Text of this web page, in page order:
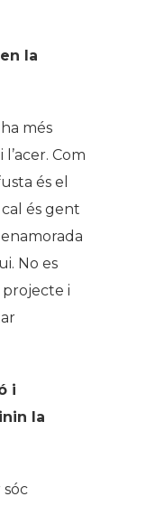
la
més
Com
és el
és gent
No es
projecte i
i
la
sóc